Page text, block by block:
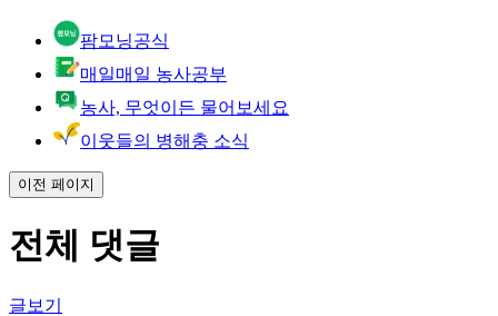
팜모닝공식
매일매일 농사공부
농사, 무엇이든 물어보세요
이웃들의 병해충 소식
이전 페이지
전체 댓글
글보기